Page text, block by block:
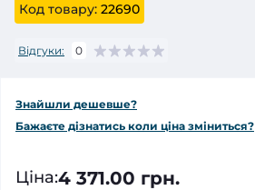
Код товару: 22690
Відгуки: 0
Знайшли дешевше?
Бажаєте дізнатись коли ціна зміниться?
Ціна:4 371.00 грн.